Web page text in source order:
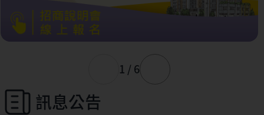
1 / 6
訊息公告